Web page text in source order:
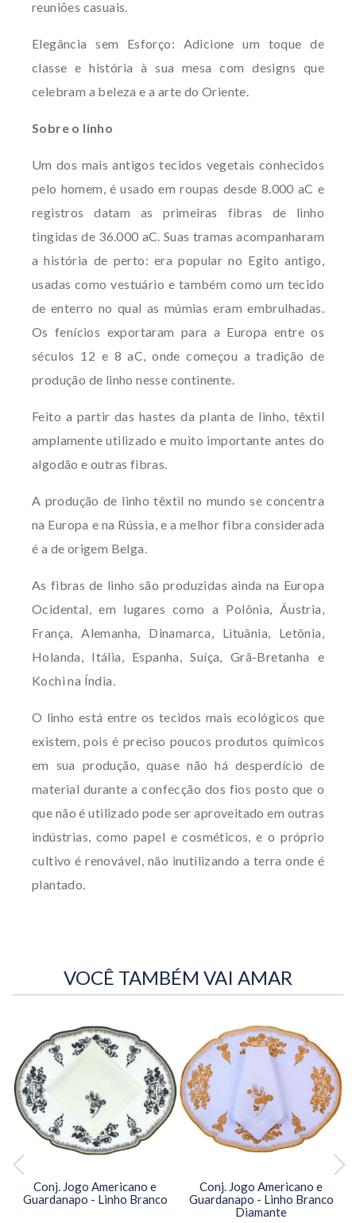
reuniões casuais.
Elegância sem Esforço: Adicione um toque de
classe e história à sua mesa com designs que
celebram a beleza e a arte do Oriente.
Sobre o linho
Um dos mais antigos tecidos vegetais conhecidos
pelo homem, é usado em roupas desde 8.000 aC e
registros datam as primeiras fibras de linho
tingidas de 36.000 aC. Suas tramas acompanharam
a história de perto: era popular no Egito antigo,
usadas como vestuário e também como um tecido
de enterro no qual as múmias eram embrulhadas.
Os fenícios exportaram para a Europa entre os
séculos 12 e 8 aC, onde começou a tradição de
produção de linho nesse continente.
Feito a partir das hastes da planta de linho, têxtil
amplamente utilizado e muito importante antes do
algodão e outras fibras.
A produção de linho têxtil no mundo se concentra
na Europa e na Rússia, e a melhor fibra considerada
é a de origem Belga.
As fibras de linho são produzidas ainda na Europa
Ocidental, em lugares como a Polônia, Áustria,
França, Alemanha, Dinamarca, Lituânia, Letônia,
Holanda, Itália, Espanha, Suíça, Grã-Bretanha e
Kochi na Índia.
O linho está entre os tecidos mais ecológicos que
existem, pois é preciso poucos produtos químicos
em sua produção, quase não há desperdício de
material durante a confecção dos fios posto que o
que não é utilizado pode ser aproveitado em outras
indústrias, como papel e cosméticos, e o próprio
cultivo é renovável, não inutilizando a terra onde é
plantado.
VOCÊ TAMBÉM VAI AMAR
Conj. Jogo Americano e
Guardanapo - Linho Branco
Conj. Jogo Americano e
Guardanapo - Linho Branco
Diamante